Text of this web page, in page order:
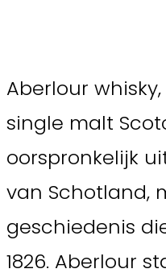
Aberlour
single malt
oorspronkelijk
van Schotland,
geschiedenis
1826. Aberlour